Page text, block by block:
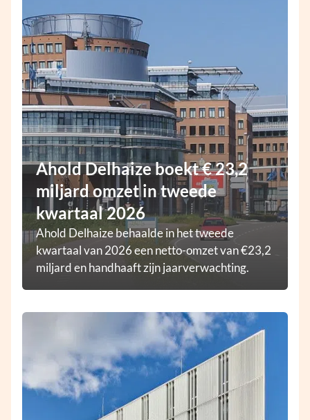
Ahold Delhaize boekt € 23,2
miljard omzet in tweede
kwartaal 2026
Ahold Delhaize behaalde in het tweede
kwartaal van 2026 een netto-omzet van €23,2
miljard en handhaaft zijn jaarverwachting.